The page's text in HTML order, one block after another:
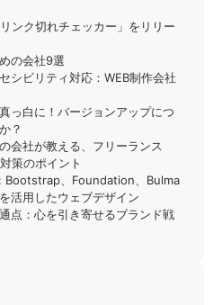
ンク切れチェッカー」をリリー
の会社9選
シビリティ対応：WEB制作会社
っ白に！バージョンアップにつ
？
会社が教える、フリーランス
策のポイント
Bootstrap、Foundation、Bulma
活用したウェブデザイン
点：心を引き寄せるブランド戦